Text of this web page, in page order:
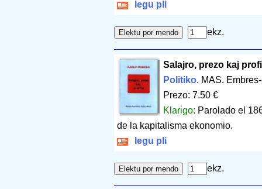
legu pli
ekz.
Salajro, prezo kaj
Politiko. MAS.
Prezo: 7.50 €
Klarigo: Parolado el
de la kapitalisma ekonomio.
legu pli
ekz.